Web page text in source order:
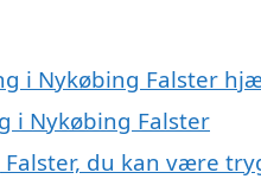
i Nykøbing Falster
i Nykøbing Falster
du kan være